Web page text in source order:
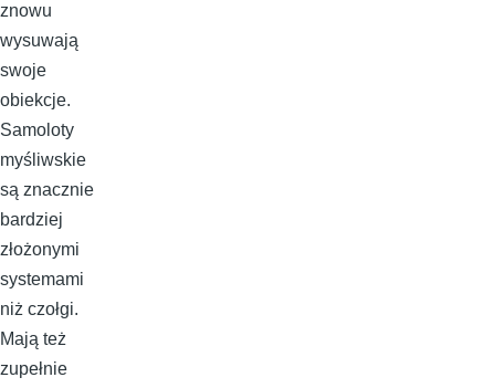
znowu
wysuwają
swoje
obiekcje.
Samoloty
myśliwskie
są znacznie
bardziej
złożonymi
systemami
niż czołgi.
Mają też
zupełnie